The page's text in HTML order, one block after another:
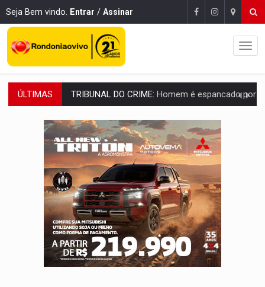
Seja Bem vindo. Entrar / Assinar
ÚLTIMAS VÍDEO:Perseguição é registrada no shopping após colombiana furtar
LUDOPATIA:Apostas online começam a afetar produtividade e rotina
REFLORESTAMENTO:Plantar árvores não será mais suficiente para
OVNIS NA LUA:Cientistas alertam para possível base secreta no satélite
ACABOU COM PEUGEOT:Incêndio destrói carro que era rebocado para oficina
VÍDEO:Ladrão é filmado furtando moto na frente do bar
BOLSAS DE PESQUISA:Iniciativa Amazônia+10 lança chamada para fortalecer
MATERIAL:Brasil tem grandes reservas de urânio, mas produz pouco e